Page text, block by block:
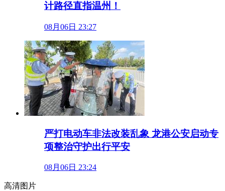
计路径直指温州！
08月06日 23:27
严打电动车非法改装乱象 龙港公安启动专
项整治守护出行平安
08月06日 23:24
高清图片